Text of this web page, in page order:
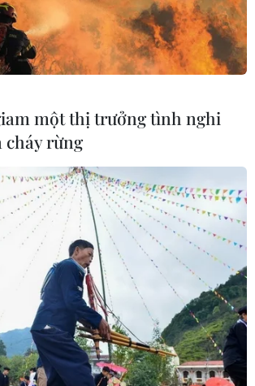
một thị trưởng tình nghi
cháy rừng